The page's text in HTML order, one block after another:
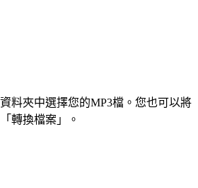
料夾中選擇您的MP3檔。您也可以將
轉換檔案」。